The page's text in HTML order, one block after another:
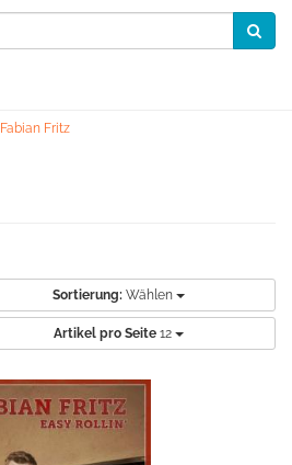
Fabian Fritz
Sortierung: Wählen
Artikel pro Seite 12